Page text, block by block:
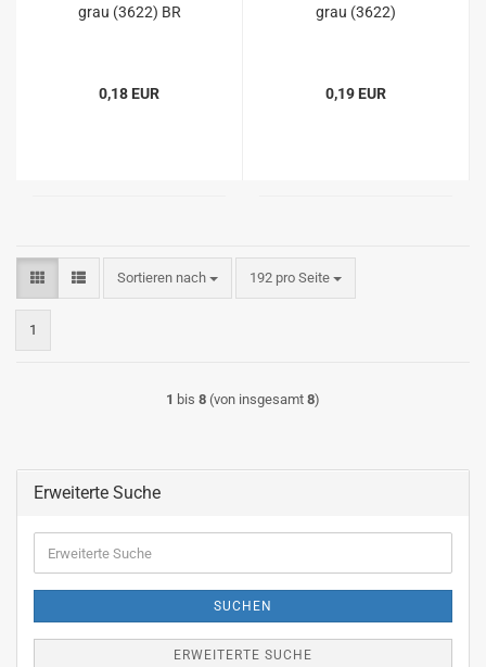
grau (3622) BR
0,18 EUR
grau (3622)
0,19 EUR
Sortieren nach
Sortieren nach 192 pro Seite
pro Seite
1
1 bis 8 (von insgesamt 8)
Erweiterte Suche
Suche
SUCHEN
ERWEITERTE SUCHE